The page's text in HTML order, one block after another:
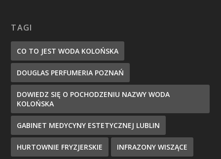
TAGI
CO TO JEST WODA KOLOŃSKA
DOUGLAS PERFUMERIA POZNAŃ
DOWIEDZ SIĘ O POCHODZENIU NAZWY WODA
KOLOŃSKA
GABINET MEDYCYNY ESTETYCZNEJ LUBLIN
HURTOWNIE FRYZJERSKIE INFRAZONY WISZĄCE